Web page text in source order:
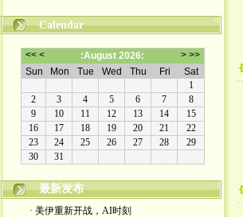
Calendar
最新发布
· 美伊重新开战，AI时刻